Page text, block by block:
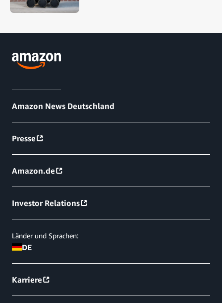
Amazon News Deutschland
Presse
Amazon.de
Investor Relations
Länder und Sprachen:
DE
Karriere